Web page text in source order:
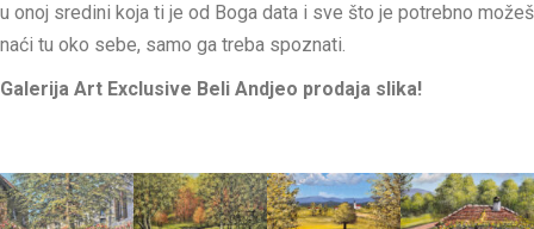
u onoj sredini koja ti je od Boga data i sve što je potrebno možeš
naći tu oko sebe, samo ga treba spoznati.
Galerija Art Exclusive Beli Andjeo prodaja slika!